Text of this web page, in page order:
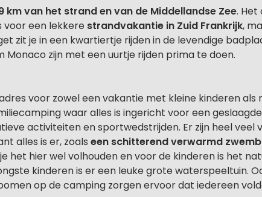
km van het strand en van de Middellandse Zee. Het
voor een lekkere strandvakantie in Zuid Frankrijk,
zit je in een kwartiertje rijden in de levendige
zijn met een uurtje rijden prima te doen.
voor zowel een vakantie met kleine kinderen
waar alles is ingericht voor een
activiteiten en sportwedstrijden. Er zijn heel veel
alles is er, zoals een schitterend verwarmd
het hier wel volhouden en voor de kinderen is het
kinderen is er een leuke grote waterspeeltuin.
op de camping zorgen ervoor dat iedereen